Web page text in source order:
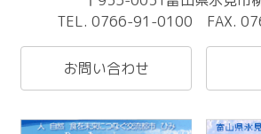
TEL. 0766-91-0100 FAX.
お問い合わせ